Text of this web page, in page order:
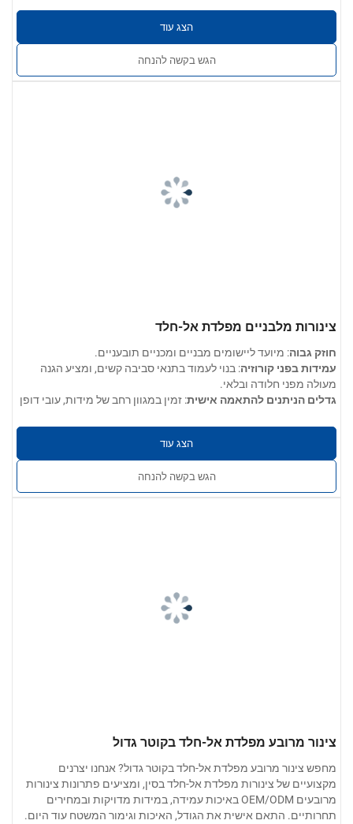
הצג עוד
הגש בקשה להנחה
צינורות מלבניים מפלדת אל-חלד
חוזק גבוה: מיועד ליישומים מבניים ומכניים תובעניים.
עמידות בפני קורוזיה: בנוי לעמוד בתנאי סביבה קשים, ומציע הגנה
מעולה מפני חלודה ובלאי.
גדלים הניתנים להתאמה אישית: זמין במגוון רחב של מידות, עובי דופן
הנדסת דיוק: מיוצר בסבילות קפדניות, המבטיחות ביצועים עקביים בכל
מגוון רחב של יישומים: מושלם לשימוש בעיצוב אדריכלי, מעקות
חיצוניים ופנימיים, חלקי רכב, מבני ריהוט ועוד.
הצג עוד
הגש בקשה להנחה
צינור מרובע מפלדת אל-חלד בקוטר גדול
מחפש צינור מרובע מפלדת אל-חלד בקוטר גדול? אנחנו יצרנים
מקצועיים של צינורות מפלדת אל-חלד בסין, ומציעים פתרונות צינורות
מרובעים OEM/ODM באיכות עמידה, במידות מדויקות ובמחירים
תחרותיים. התאם אישית את הגודל, האיכות וגימור המשטח עוד היום.